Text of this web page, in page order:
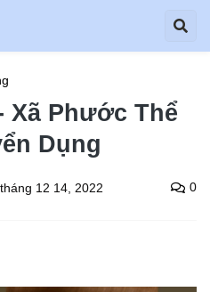
Xã Phước Thể
Dụng
tháng 12 14, 2022 0